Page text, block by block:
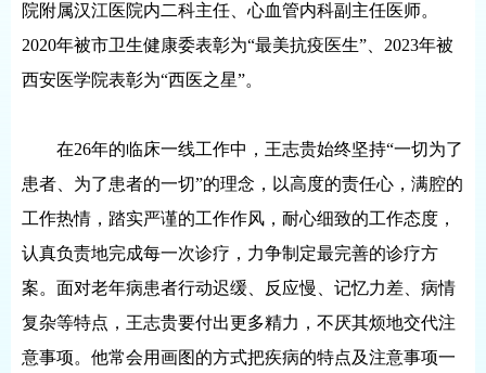
院附属汉江医院内二科主任、心血管内科副主任医师。
2020年被市卫生健康委表彰为“最美抗疫医生”、2023年被
西安医学院表彰为“西医之星”。
在26年的临床一线工作中，王志贵始终坚持“一切为了
患者、为了患者的一切”的理念，以高度的责任心，满腔的
工作热情，踏实严谨的工作作风，耐心细致的工作态度，
认真负责地完成每一次诊疗，力争制定最完善的诊疗方
案。面对老年病患者行动迟缓、反应慢、记忆力差、病情
复杂等特点，王志贵要付出更多精力，不厌其烦地交代注
意事项。他常会用画图的方式把疾病的特点及注意事项一